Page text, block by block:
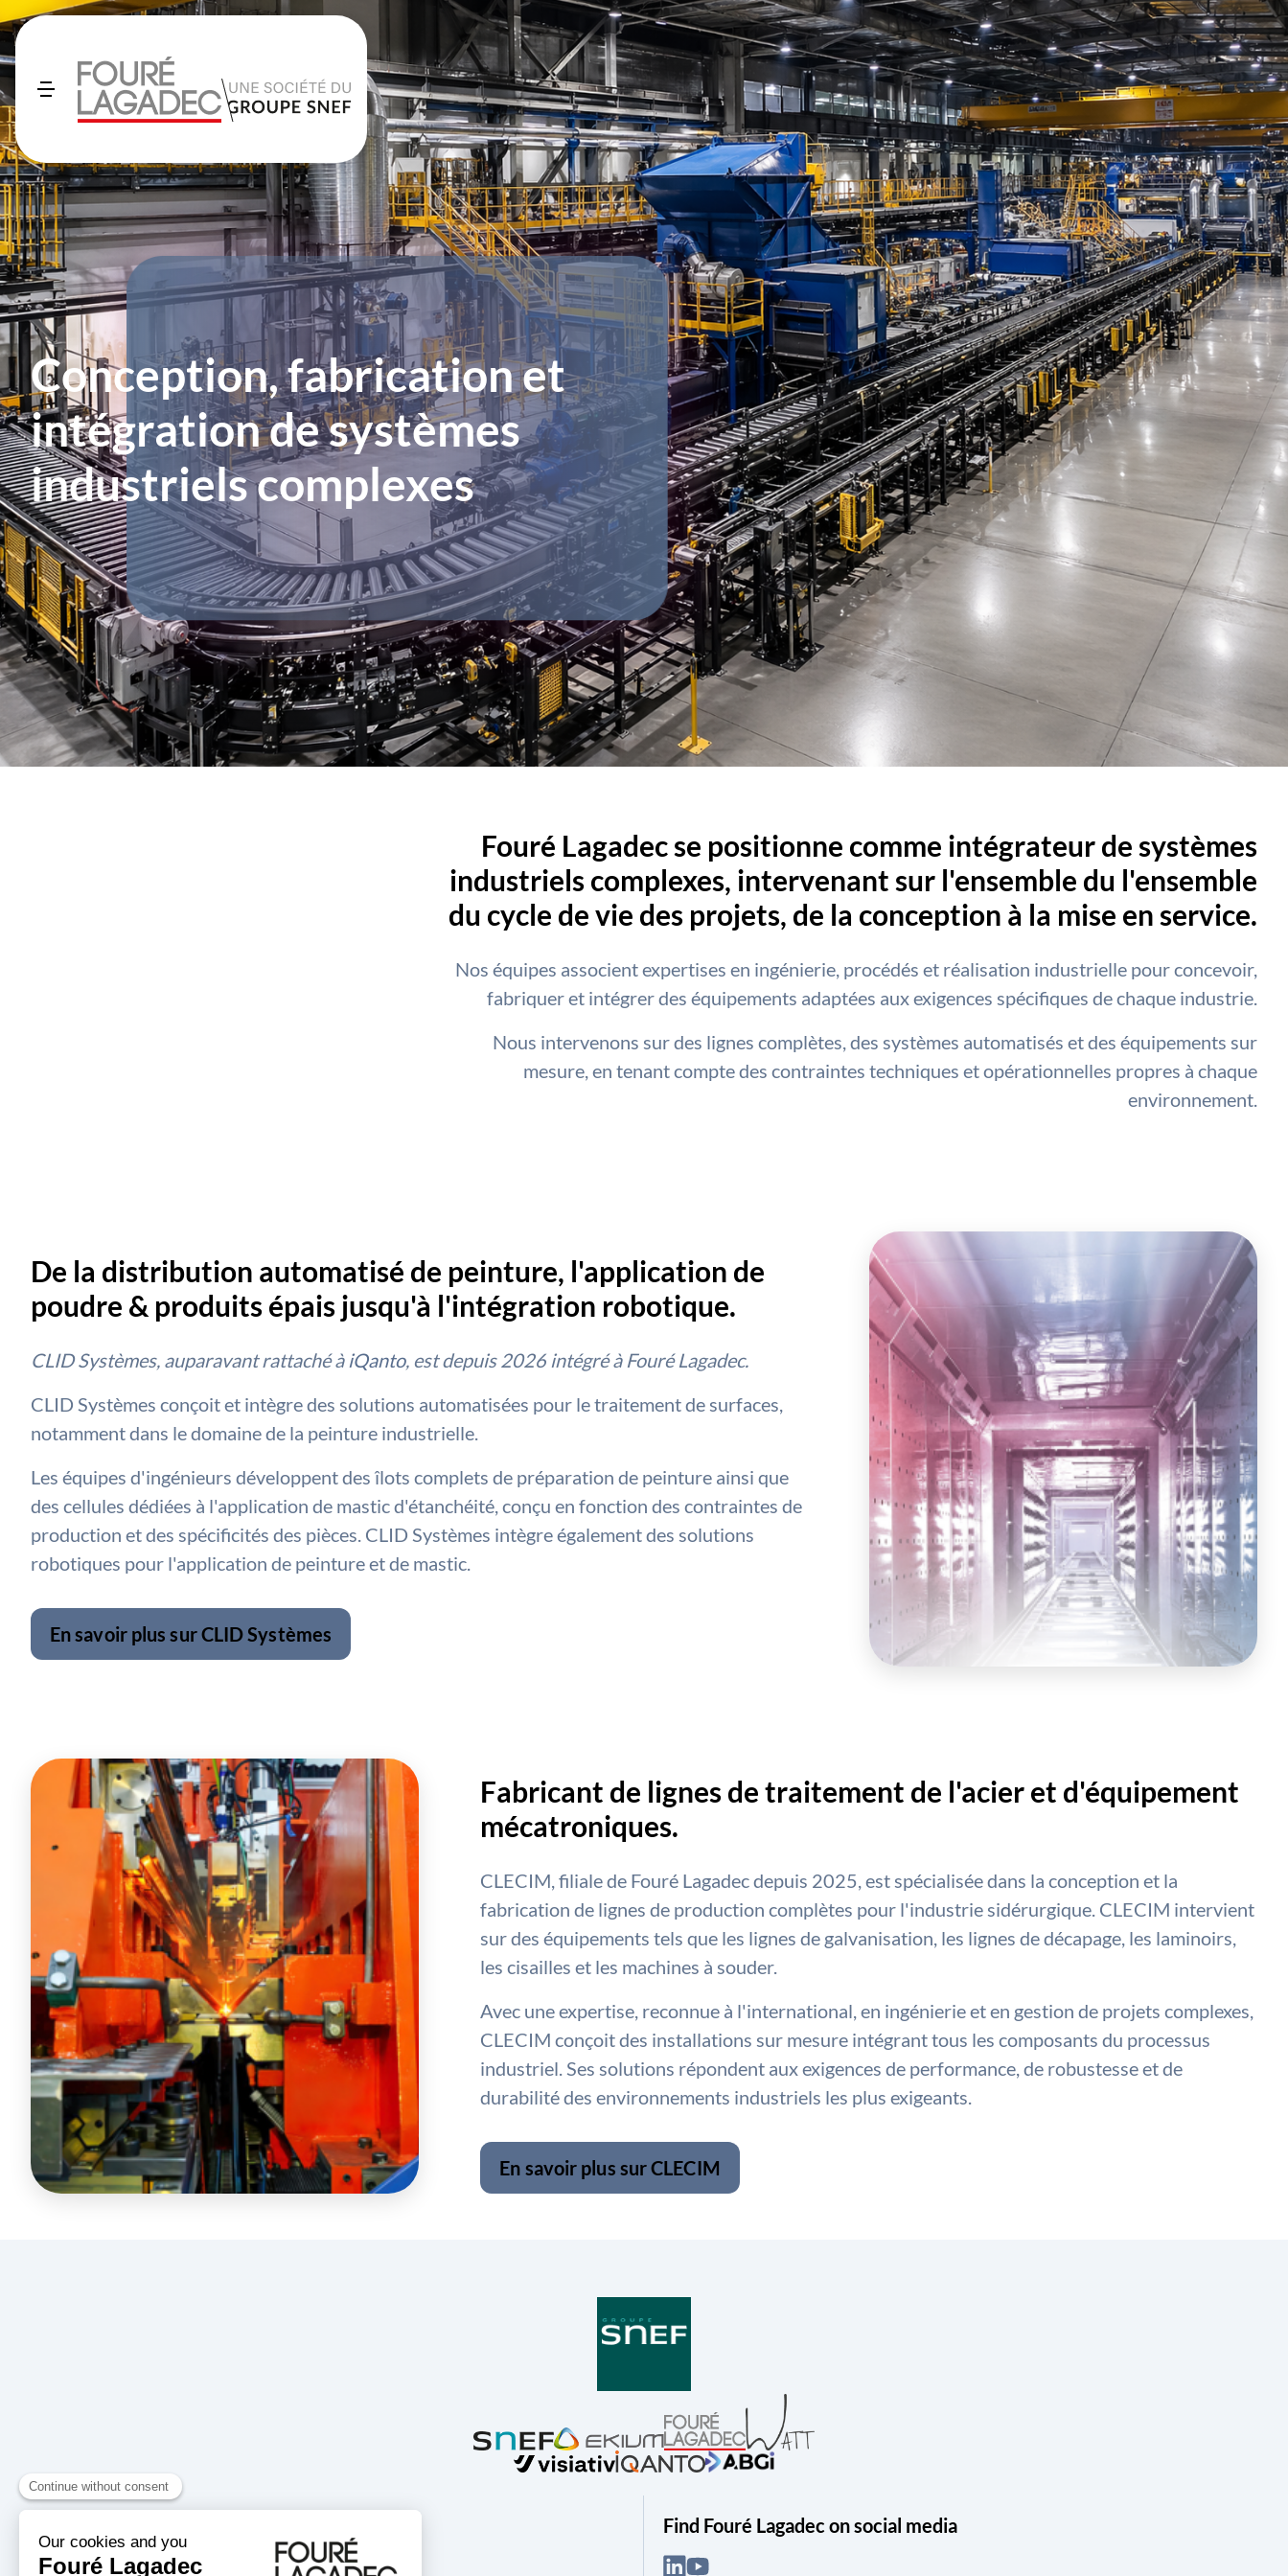
Conception, fabrication et
intégration de systèmes
industriels complexes
Fouré Lagadec se positionne comme intégrateur de systèmes
industriels complexes, intervenant sur l'ensemble du l'ensemble
du cycle de vie des projets, de la conception à la mise en service.
Nos équipes associent expertises en ingénierie, procédés et réalisation industrielle pour concevoir,
fabriquer et intégrer des équipements adaptées aux exigences spécifiques de chaque industrie.
Nous intervenons sur des lignes complètes, des systèmes automatisés et des équipements sur
mesure, en tenant compte des contraintes techniques et opérationnelles propres à chaque
environnement.
De la distribution automatisé de peinture, l'application de
poudre & produits épais jusqu'à l'intégration robotique.
CLID Systèmes, auparavant rattaché à iQanto, est depuis 2026 intégré à Fouré Lagadec.
CLID Systèmes conçoit et intègre des solutions automatisées pour le traitement de surfaces,
notamment dans le domaine de la peinture industrielle.
Les équipes d'ingénieurs développent des îlots complets de préparation de peinture ainsi que
des cellules dédiées à l'application de mastic d'étanchéité, conçu en fonction des contraintes de
production et des spécificités des pièces. CLID Systèmes intègre également des solutions
robotiques pour l'application de peinture et de mastic.
En savoir plus sur CLID Systèmes
Fabricant de lignes de traitement de l'acier et d'équipement
mécatroniques.
CLECIM, filiale de Fouré Lagadec depuis 2025, est spécialisée dans la conception et la
fabrication de lignes de production complètes pour l'industrie sidérurgique. CLECIM intervient
sur des équipements tels que les lignes de galvanisation, les lignes de décapage, les laminoirs,
les cisailles et les machines à souder.
Avec une expertise, reconnue à l'international, en ingénierie et en gestion de projets complexes,
CLECIM conçoit des installations sur mesure intégrant tous les composants du processus
industriel. Ses solutions répondent aux exigences de performance, de robustesse et de
durabilité des environnements industriels les plus exigeants.
En savoir plus sur CLECIM
164 boulevard de Graville
Find Fouré Lagadec on social media